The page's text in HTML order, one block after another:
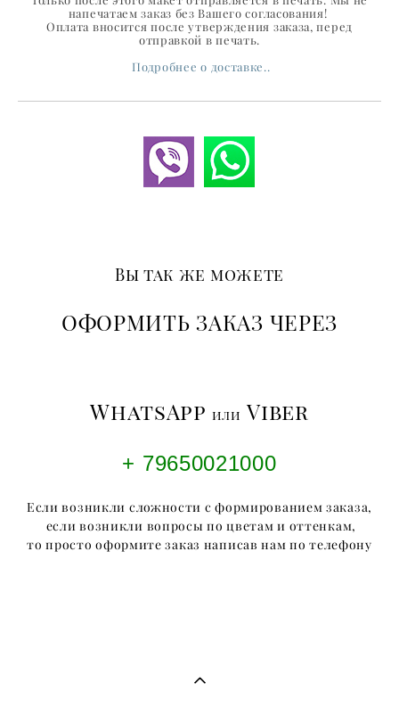
напечатаем заказ без Вашего согласования!
Оплата вносится после утверждения заказа, перед
отправкой в печать.
Подробнее о доставке..
Вы так же можете
ОФОРМИТЬ ЗАКАЗ ЧЕРЕЗ
WhatsApp или Viber
+ 79650021000
Если возникли сложности с формированием заказа,
если возникли вопросы по цветам и оттенкам,
то просто оформите заказ написав нам по телефону